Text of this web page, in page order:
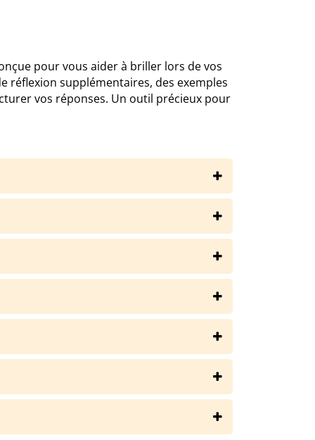
pour vous aider à briller lors de vos
réflexion supplémentaires, des exemples
vos réponses. Un outil précieux pour